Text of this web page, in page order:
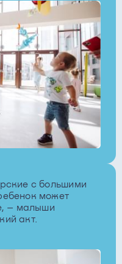
с большими
может
– малыши
акт.